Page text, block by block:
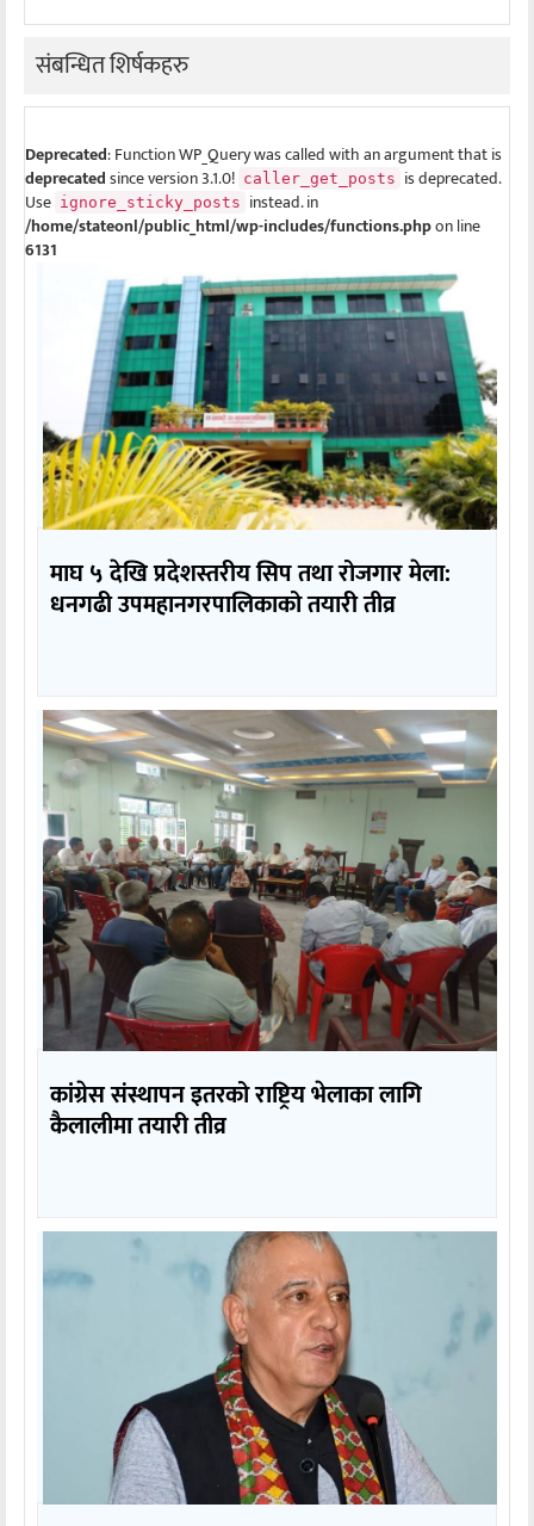
संबन्धित शिर्षकहरु
Deprecated: Function WP_Query was called with an argument that is
deprecatedsince version 3.1.0! caller_get_posts is deprecated.
Use ignore_sticky_posts instead. in
/home/stateonl/public_html/wp-includes/functions.phpon line
6131
माघ ५ देखि प्रदेशस्तरीय सिप तथा रोजगार मेला:
धनगढी उपमहानगरपालिकाको तयारी तीव्र
कांग्रेस संस्थापन इतरको राष्ट्रिय भेलाका लागि
कैलालीमा तयारी तीव्र